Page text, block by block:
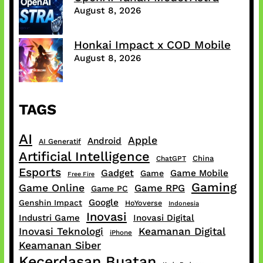
August 8, 2026
Honkai Impact x COD Mobile
August 8, 2026
TAGS
AI AI Generatif Android Apple
Artificial Intelligence ChatGPT China
Esports Free Fire Gadget Game Game Mobile
Game Online Game PC Game RPG Gaming
Genshin Impact Google HoYoverse Indonesia
Industri Game Inovasi Inovasi Digital
Inovasi Teknologi iPhone
Keamanan Digital
Keamanan Siber